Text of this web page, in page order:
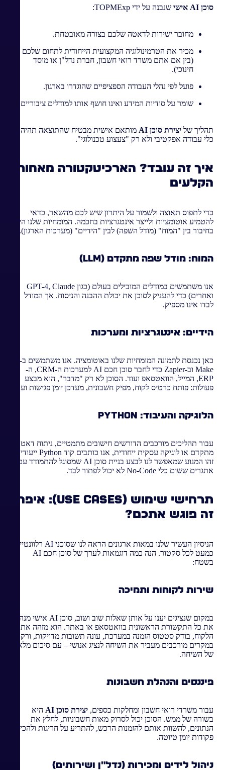
סוכן AI אישי שנבנה על ידי TOPMExp:
מחובר ישירות לדאטה שלכם בצורה מאובטחת.
מכיר את הטרמינולוגיה המקצועית הייחודית לתחום שלכם
(בין אם אתם משרד רואי חשבון, חברת נדל"ן או מוסד
חינוכי).
פועל לפי נהלי העבודה הספציפיים שהוגדרו בארגון.
שומר על סודיות המידע ואינו חושף אותו למודלים ציבוריים.
תהליך של יצירת סוכן AI
מותאם אישית מבטיח שהתוצאה תהיה
כלי עבודה אפקטיבי ולא רק "צעצוע טכנולוגי".
איך זה עובד? הארכיטקטורה מאחורי
הקלעים
כדי לתפוס תאוצה ולשמור על היתרון שיש לכם מהשאר, כדאי
להטמיע אוטומציות ולייצר אינטגרציות בחכמה. המומחיות שלנו היא
בחיבור בין "המוח" (מודל השפה) לבין "הידיים" (מערכות הארגון).
המוח: מודל שפה מתקדם (LLM)
אנו משתמשים במודלים המובילים בעולם (כגון GPT-4, Claude
ואחרים) כדי להעניק לסוכן את יכולת ההבנה והניסוח. אך המודל
לבדו אינו מספיק.
הידיים: אינטגרציות ומערכות
כאן נכנסת לתמונה המומחיות שלנו באוטומציה. אנו משתמשים ב-
Make וב-Zapier כדי לחבר סוכן חכם AI למערכות ה-CRM, ה-
ERP, המייל, הוואטסאפ ועוד. הסוכן לא רק "מדבר", הוא מבצע
פעולות: פותח כרטיס לקוח, מפיק חשבונית, מעדכן יומן פגישות ועוד.
הלוגיקה והעיבוד: Python
עבור תהליכים מורכבים הדורשים חישובים מתמטיים, ניתוח דאטה
מתקדם או לוגיקה עסקית ייחודית, אנו כותבים קוד Python ייעודי.
זהו המנוע שמאפשר לנו לבצע בניית סוכן AI שמסוגל להתמודד עם
אתגרים ששום כלי No-Code לא יכול לפתור לבד.
תרחישי שימוש (Use Cases): איפה
זה פוגש אתכם?
הניסיון העשיר שלנו במאות ארגונים הראה לנו שסוכני AI רלוונטיים
כמעט לכל סקטור. הנה כמה דוגמאות לערך של סוכן חכם AI
בשטח:
שירות לקוחות ותמיכה
במקום שנציגים יענו על אותן שאלות שוב ושוב, סוכן AI אישי מנהל
את כל התקשורת הראשונית בוואטסאפ או באתר. הוא מזהה את
הלקוח, בודק סטטוס הזמנה במערכת, עונה תשובות מדויקות, ורק
במקרים מורכבים מעביר את השיחה לנציג אנושי – עם סיכום מלא
של השיחה.
פיננסים והנהלת חשבונות
עבור משרדי רואי חשבון ומחלקות כספים, יצירת סוכן AI
היא
בשורה של ממש. הסוכן יכול לסרוק מאות חשבוניות, לחלץ את
הנתונים, להשוות אותם להזמנות הרכש, להתריע על חריגות ולהכין
פקודות יומן טיוטה.
ניהול לידים ומכירות (נדל"ן ושירותים)